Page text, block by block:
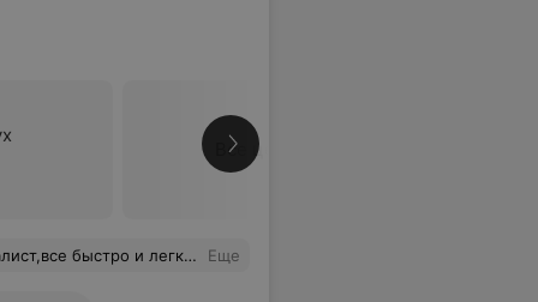
Все цены
на вопросы,приятная в общении. Еще